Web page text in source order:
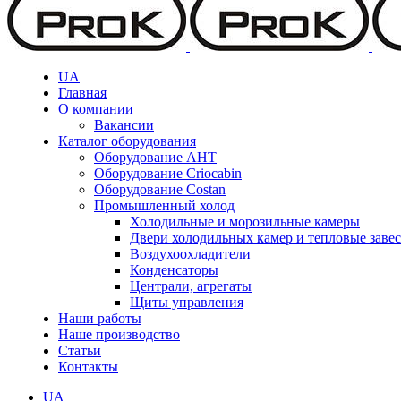
UA
Главная
О компании
Вакансии
Каталог оборудования
Оборудование AHT
Оборудование Criocabin
Оборудование Costan
Промышленный холод
Холодильные и морозильные камеры
Двери холодильных камер и тепловые
Воздухоохладители
Конденсаторы
Централи, агрегаты
Щиты управления
Наши работы
Наше производство
Статьи
Контакты
UA